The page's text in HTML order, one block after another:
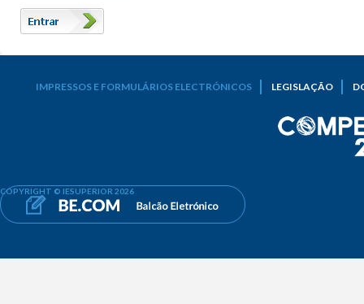
IMPRESSOS E FORMULÁRIOS ELECTRÓNICOS LEGISLAÇÃO
COPYRIGHT © IESUPERIOR 2026